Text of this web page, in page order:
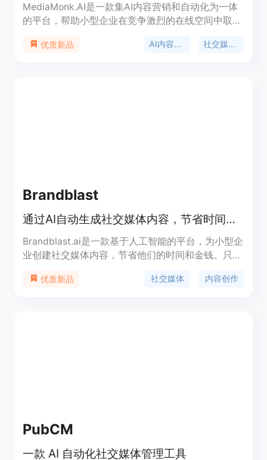
MediaMonk.AI是一款集AI内容营销和自动化为一体
的平台，帮助小型企业在竞争激烈的在线空间中取得
创建内容，提升品牌知名度，以及实现营销自动化。
优质新品 AI内容创作 社交媒体营销
Brandblast
通过AI自动生成社交媒体内容，节省时间和金钱。
Brandblast.ai是一款基于人工智能的平台，为小型企
业创建社交媒体内容，节省他们的时间和金钱。只需
内容。连接您的社交媒体账户，Brandblast甚至可以
优质新品 社交媒体 内容创作
PubCM
一款 AI 自动化社交媒体管理工具